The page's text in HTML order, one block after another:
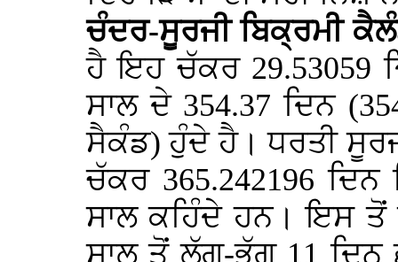
ਚੰਦਰ-ਸੂਰਜੀ ਬਿਕ੍ਰਮੀ
ਹੈ ਇਹ ਚੱਕਰ 29.53059
ਸਾਲ ਦੇ 354.37 ਦਿਨ
ਸੈਕੰਡ) ਹੁੰਦੇ ਹੈ। ਧਰਤੀ
ਚੱਕਰ 365.242196
ਸਾਲ ਕਹਿੰਦੇ ਹਨ। ਇਸ ਤੋਂ
ਸਾਲ ਤੋਂ ਲੱਗ-ਭੱਗ 11